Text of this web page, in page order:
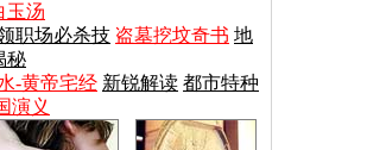
玉汤
职场必杀技 盗墓挖坟奇书 地
秘
-黄帝宅经 新锐解读 都市特种
演义